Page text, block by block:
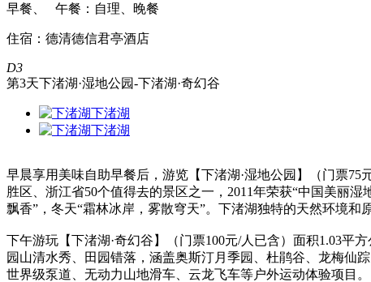
早餐、 午餐：自理、晚餐
住宿：德清德信君亭酒店
D3
第3天下渚湖·湿地公园-下渚湖·奇幻谷
下渚湖
下渚湖
早晨享用美味自助早餐后，游览【下渚湖·湿地公园】（门票
胜区、浙江省50个值得去的景区之一，2011年荣获“中国美丽
飘香”，冬天“霜林冰岸，雾散穹天”。下渚湖独特的天然环境
下午游玩【下渚湖·奇幻谷】（门票100元/人已含）面积1.03平
园山清水秀、田园错落，涵盖奥斯汀月季园、杜鹃谷、龙梅仙
世界级泵道、无动力山地滑车、云龙飞车等户外运动体验项目。